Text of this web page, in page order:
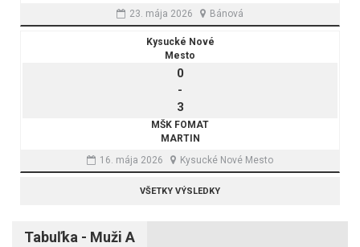
23. mája 2026
Bánová
Kysucké Nové
Mesto
0
-
3
MŠK FOMAT
MARTIN
16. mája 2026
Kysucké Nové Mesto
VŠETKY VÝSLEDKY
Tabuľka - Muži A